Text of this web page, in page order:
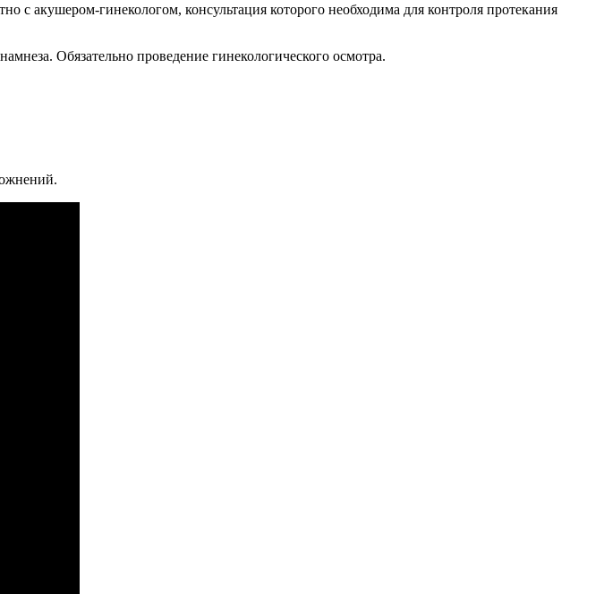
акушером-гинекологом, консультация которого необходима для контроля протекания
Обязательно проведение гинекологического осмотра.